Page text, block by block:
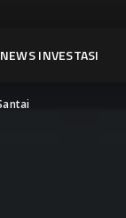
NEWS INVESTASI